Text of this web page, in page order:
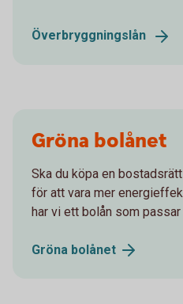
Överbryggningslån
Gröna bolånet
Ska du köpa en
för att vara mer
har vi ett bolån som
Gröna bolånet